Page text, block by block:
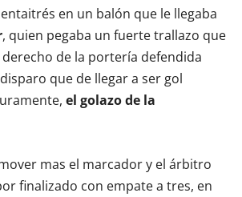
en un balón que le llegaba
, quien pegaba un fuerte trallazo que
de la portería defendida
que de llegar a ser gol
el golazo de la
mas el marcador y el árbitro
finalizado con empate a tres, en